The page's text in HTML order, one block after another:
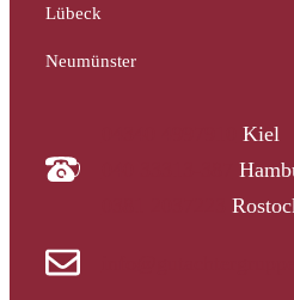
Lübeck
Neumünster
Kiel